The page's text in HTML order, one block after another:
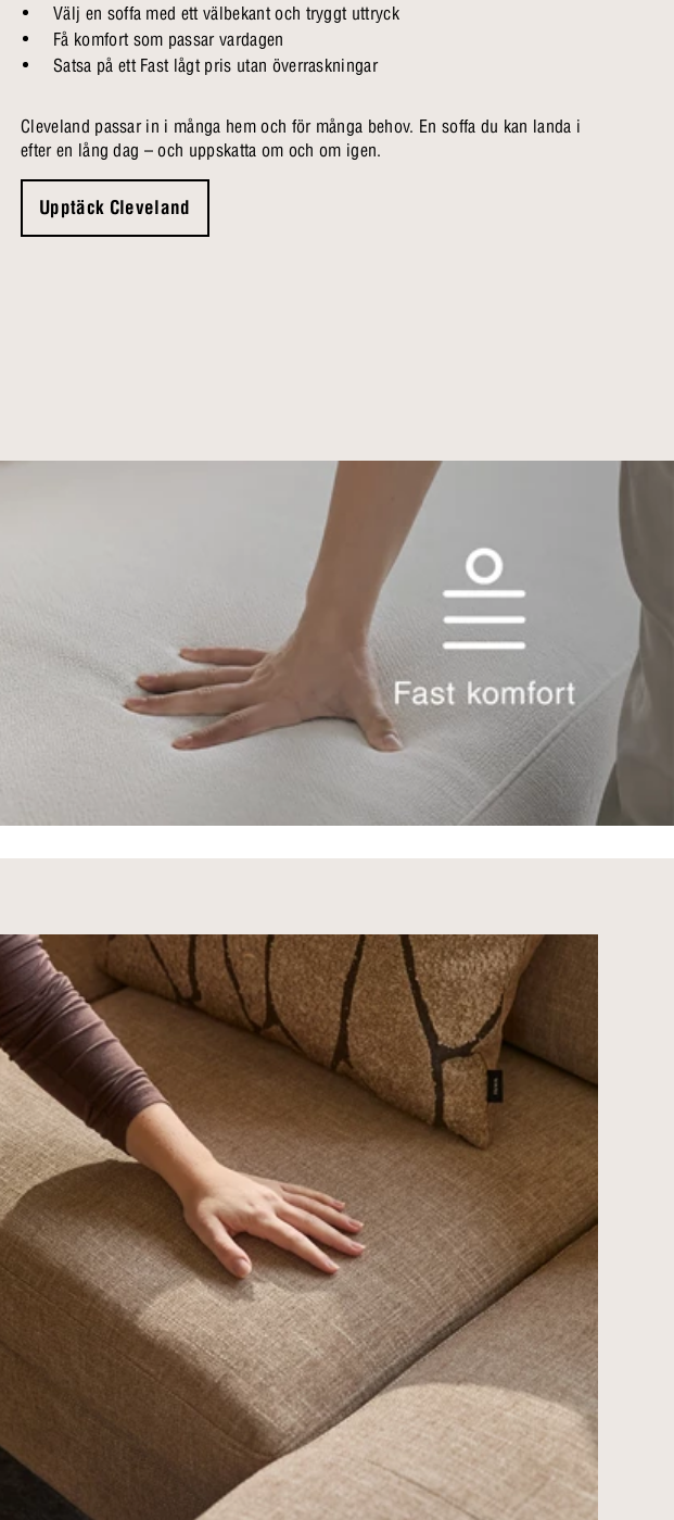
Välj en soffa med ett välbekant och tryggt uttryck
Få komfort som passar vardagen
Satsa på ett Fast lågt pris utan överraskningar
Cleveland passar in i många hem och för många behov. En soffa du kan landa i
efter en lång dag – och uppskatta om och om igen.
Upptäck Cleveland